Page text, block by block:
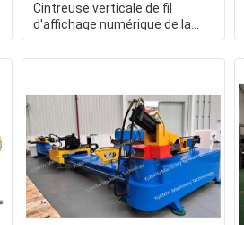
Cintreuse verticale de fil
d'affichage numérique de la
machine à cintrer CNC8